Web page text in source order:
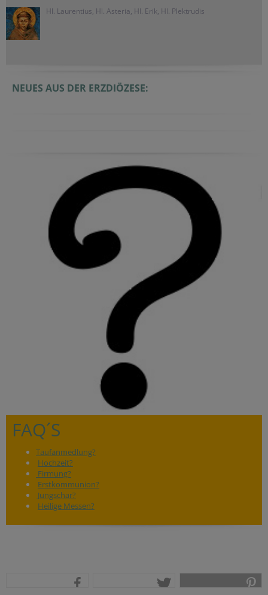
Hl. Laurentius, Hl. Asteria, Hl. Erik, Hl. Plektrudis
NEUES AUS DER ERZDIÖZESE:
FAQ´S
Taufanmedlung?
Hochzeit?
Firmung?
Erstkommunion?
Jungschar?
Heilige Messen?